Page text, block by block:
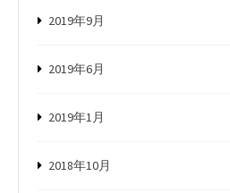
2019年9月
2019年6月
2019年1月
2018年10月